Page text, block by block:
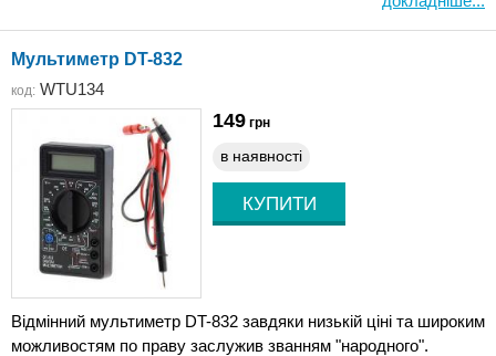
Мультиметр DT-832
код: WTU134
149 грн
в наявності
Відмінний мультиметр DT-832 завдяки низькій ціні та широким
можливостям по праву заслужив званням "народного".